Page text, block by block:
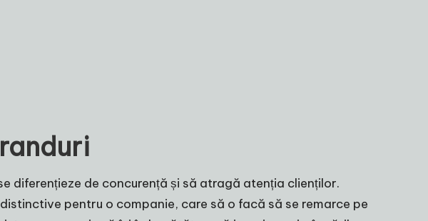
diferențieze de concurență și să atragă atenția clienților.
pentru o companie, care să o facă să se remarce pe